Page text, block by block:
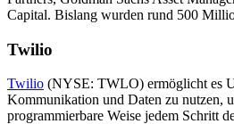
Capital. Bislang wurden rund 500
Twilio
Twilio (NYSE: TWLO) ermöglicht es
Kommunikation und Daten zu nutzen,
programmierbare Weise jedem Schritt